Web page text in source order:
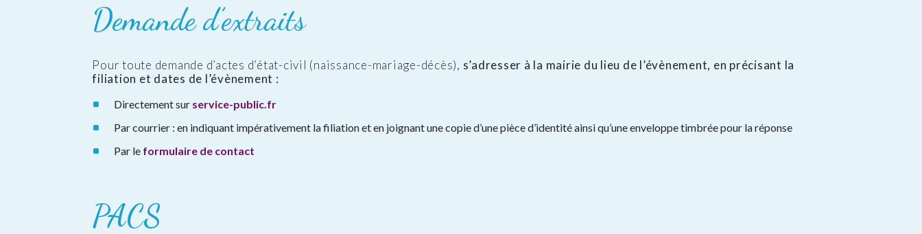
Demande d’extraits
Pour toute demande d’actes d’état-civil (naissance-mariage-décès), s’adresser à la mairie du lieu de l’évènement, en précisant la
filiation et dates de l’évènement :
Directement sur service-public.fr
Par courrier : en indiquant impérativement la filiation et en joignant une copie d’une pièce d’identité ainsi qu’une enveloppe timbrée pour la réponse
Par le formulaire de contact
PACS